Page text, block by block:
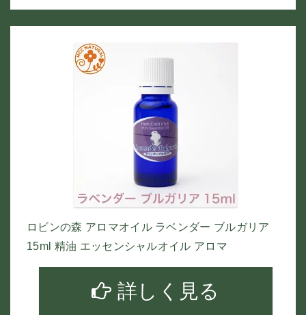
ロビンの森 アロマオイル ラベンダー ブルガリア
15ml 精油 エッセンシャルオイル アロマ
詳しく見る